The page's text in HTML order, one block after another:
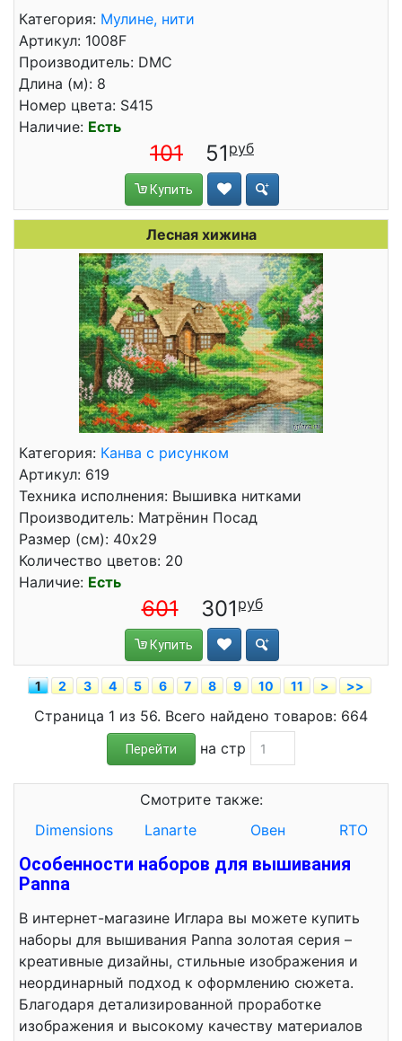
Категория: Мулине, нити
Артикул: 1008F
Производитель: DMC
Длина (м): 8
Номер цвета: S415
Наличие: Есть
101 51
Купить
Лесная хижина
Категория: Канва с рисунком
Артикул: 619
Техника исполнения: Вышивка нитками
Производитель: Матрёнин Посад
Размер (см): 40x29
Количество цветов: 20
Наличие: Есть
601 301
Купить
1 2 3 4 5 6 7 8 9 10 11 > >>
Страница 1 из 56. Всего найдено товаров: 664
Перейти на стр
Смотрите также:
Dimensions
Lanarte Овен RTO
Особенности наборов для вышивания
Panna
В интернет-магазине Иглара вы можете купить
наборы для вышивания Panna золотая серия –
креативные дизайны, стильные изображения и
неординарный подход к оформлению сюжета.
Благодаря детализированной проработке
изображения и высокому качеству материалов